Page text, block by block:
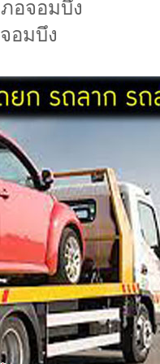
อจอมบึง
อมบึง